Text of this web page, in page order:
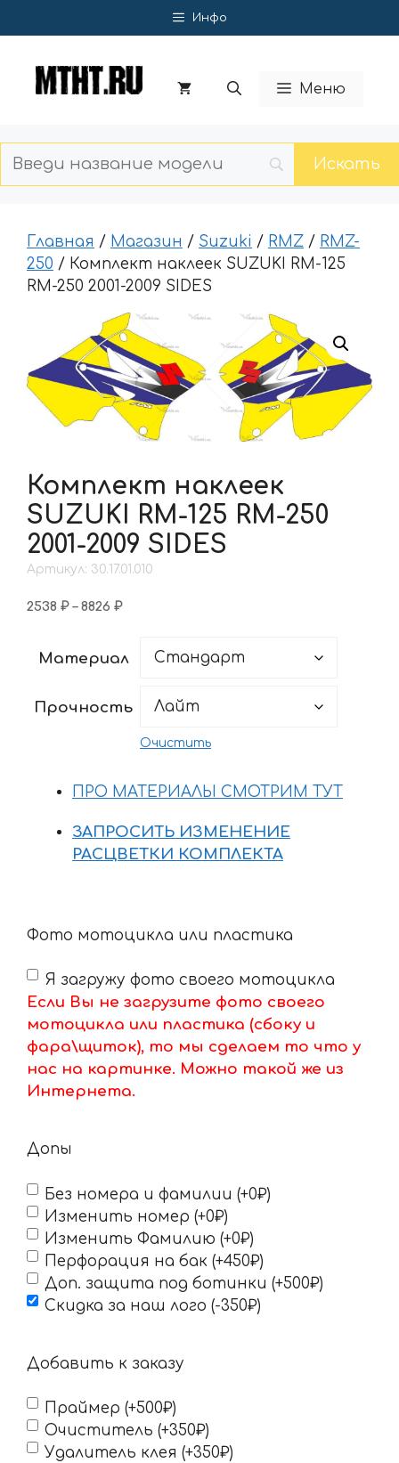
к
Инфо
Меню
Главная / Магазин / Suzuki / RMZ / RMZ-
250 / Комплект наклеек SUZUKI RM-125
RM-250 2001-2009 SIDES
Комплект наклеек
SUZUKI RM-125 RM-250
2001-2009 SIDES
Артикул: 30.17.01.010
2538 ₽ – 8826 ₽Диапазон
–
Материал
Прочность
Очистить
ПРО МАТЕРИАЛЫ СМОТРИМ ТУТ
ЗАПРОСИТЬ ИЗМЕНЕНИЕ
РАСЦВЕТКИ КОМПЛЕКТА
Фото мотоцикла или пластика
Я загружу фото своего мотоцикла
Если Вы не загрузите фото своего
мотоцикла или пластика (сбоку и
фара\щиток), то мы сделаем то что у
нас на картинке. Можно такой же из
Интернета.
Допы
Без номера и фамилии (+0₽)
Изменить номер (+0₽)
Изменить Фамилию (+0₽)
Перфорация на бак (+450₽)
Доп. защита под ботинки (+500₽)
Скидка за наш лого (-350₽)
Добавить к заказу
Праймер (+500₽)
Очиститель (+350₽)
Удалитель клея (+350₽)